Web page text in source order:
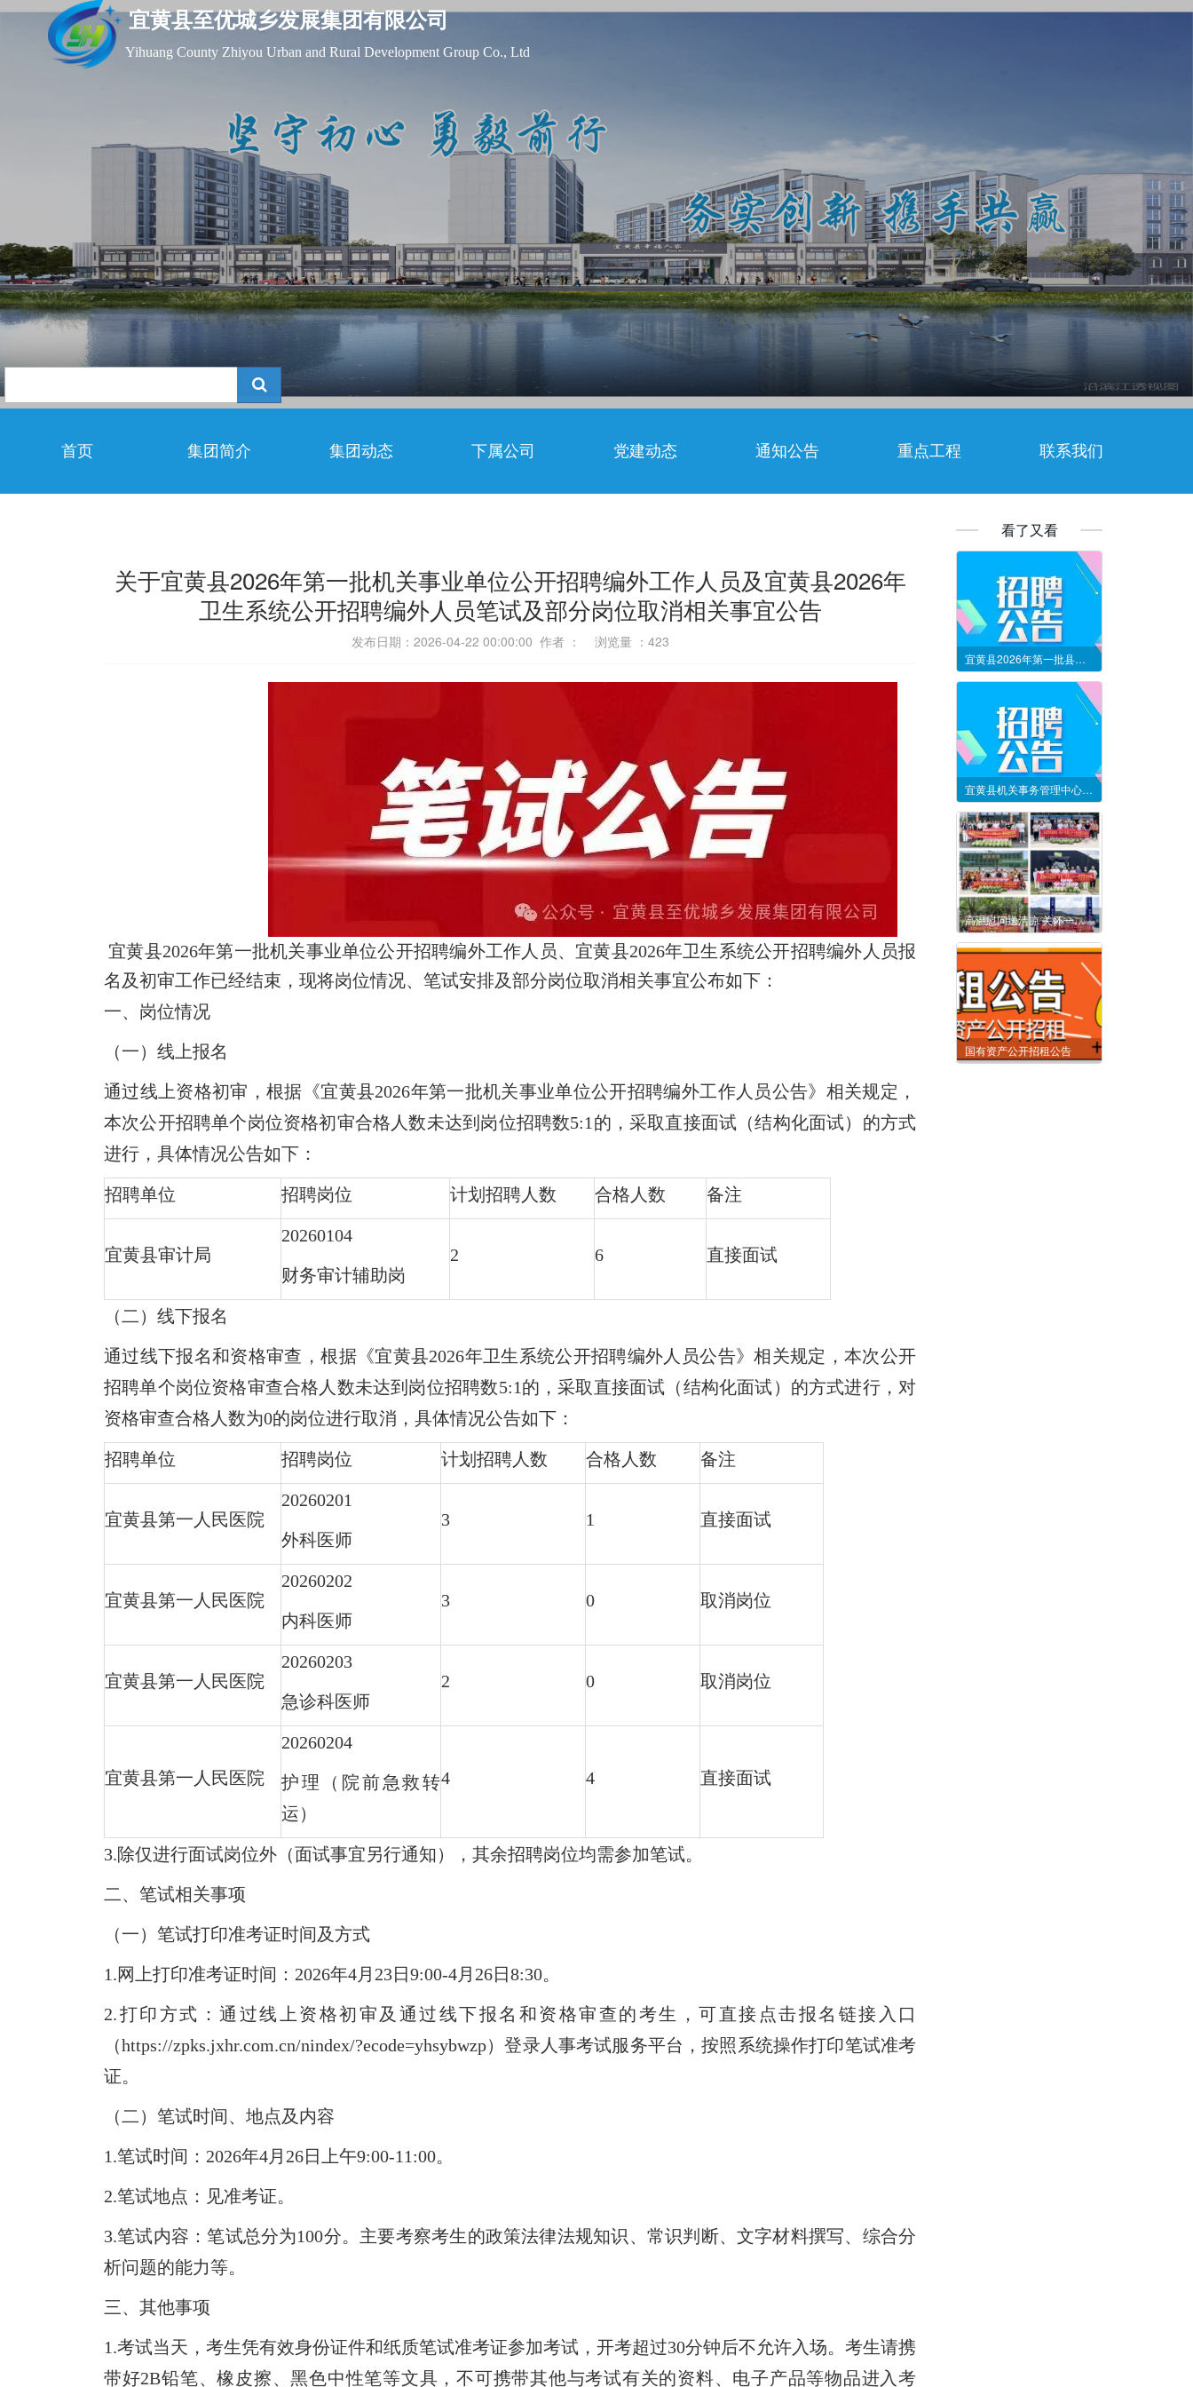
宜黄县至优城乡发展集团有限公司
Yihuang County Zhiyou Urban and Rural Development Group Co., Ltd
首页 集团简介 集团动态 下属公司 党建动态 通知公告 重点工程 联系我们
关于宜黄县2026年第一批机关事业单位公开招聘编外工作人员及宜黄县2026年
卫生系统公开招聘编外人员笔试及部分岗位取消相关事宜公告
发布日期：2026-04-22 00:00:00 作者 ： 浏览量 ： 423
宜黄县2026年第一批机关事业单位公开招聘编外工作人员、宜黄县2026年卫生系统公开招聘编外人员报
名及初审工作已经结束，现将岗位情况、笔试安排及部分岗位取消相关事宜公布如下：
一、岗位情况
（一）线上报名
通过线上资格初审，根据《宜黄县2026年第一批机关事业单位公开招聘编外工作人员公告》相关规定，
本次公开招聘单个岗位资格初审合格人数未达到岗位招聘数5:1的，采取直接面试（结构化面试）的方式
进行，具体情况公告如下：
招聘单位 招聘岗位 计划招聘人数 合格人数 备注
宜黄县审计局
20260104
财务审计辅助岗
2 6 直接面试
（二）线下报名
通过线下报名和资格审查，根据《宜黄县2026年卫生系统公开招聘编外人员公告》相关规定，本次公开
招聘单个岗位资格审查合格人数未达到岗位招聘数5:1的，采取直接面试（结构化面试）的方式进行，对
资格审查合格人数为0的岗位进行取消，具体情况公告如下：
招聘单位 招聘岗位 计划招聘人数 合格人数 备注
宜黄县第一人民医院
20260201
外科医师
3 1 直接面试
宜黄县第一人民医院
20260202
内科医师
3 0 取消岗位
宜黄县第一人民医院
20260203
急诊科医师
2 0 取消岗位
宜黄县第一人民医院
20260204
护理（院前急救转
运）
4 4 直接面试
3.除仅进行面试岗位外（面试事宜另行通知），其余招聘岗位均需参加笔试。
二、笔试相关事项
（一）笔试打印准考证时间及方式
1.网上打印准考证时间：2026年4月23日9:00-4月26日8:30。
2.打印方式：通过线上资格初审及通过线下报名和资格审查的考生，可直接点击报名链接入口
（https://zpks.jxhr.com.cn/nindex/?ecode=yhsybwzp）登录人事考试服务平台，按照系统操作打印笔试准考
证。
（二）笔试时间、地点及内容
1.笔试时间：2026年4月26日上午9:00-11:00。
2.笔试地点：见准考证。
3.笔试内容：笔试总分为100分。主要考察考生的政策法律法规知识、常识判断、文字材料撰写、综合分
析问题的能力等。
三、其他事项
1.考试当天，考生凭有效身份证件和纸质笔试准考证参加考试，开考超过30分钟后不允许入场。考生请携
带好2B铅笔、橡皮擦、黑色中性笔等文具，不可携带其他与考试有关的资料、电子产品等物品进入考
看了又看
宜黄县2026年第一批县属国有企业公开招聘工作人员公告
宜黄县机关事务管理中心公开招聘食堂工作人员
高温慰问送清凉 关怀一线暖人心——城发集团党支部联合集团工会开展夏送清凉慰问活动
国有资产公开招租公告